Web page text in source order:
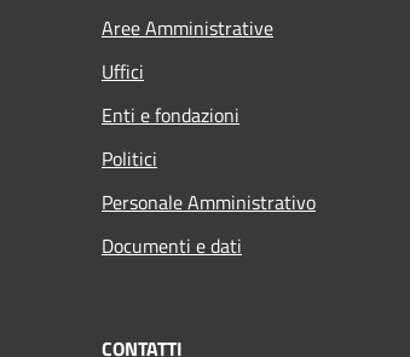
Aree Amministrative
Uffici
Enti e fondazioni
Politici
Personale Amministrativo
Documenti e dati
CONTATTI